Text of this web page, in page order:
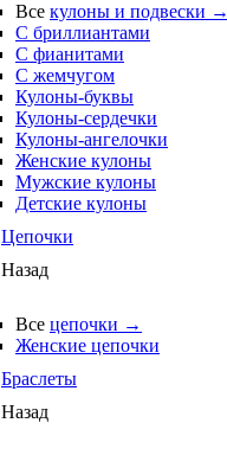
Все кулоны и подвески →
С бриллиантами
С фианитами
С жемчугом
Кулоны-буквы
Кулоны-сердечки
Кулоны-ангелочки
Женские кулоны
Мужские кулоны
Детские кулоны
Цепочки
Назад
Все цепочки →
Женские цепочки
Браслеты
Назад